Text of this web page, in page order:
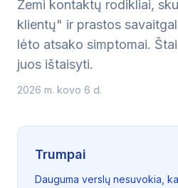
Žemi kontaktų rodikliai,
klientų" ir prastos
lėto atsako simptomai.
juos ištaisyti.
2026 m. kovo 6 d.
Trumpai
Dauguma verslų nesuvokia,